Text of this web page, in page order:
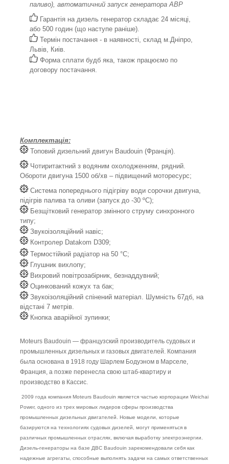
паливо), автоматичний запуск генератора АВР
Гарантія на дизель генератор складає 24 місяці,
або 500 годин (що наступе раніше).
Термін постачання - в наявності, склад м.Дніпро,
Львів, Киів.
Форма сплати будб яка, також працюємо по
договору постачання.
Комплектація:
Топовий дизельний двигун Baudouin (Франція).
Чотиритактний з водяним охолодженням, рядний.
Обороти двигуна 1500 об/хв – підвищений моторесурс;
Система попереднього підігріву води сорочки двигуна,
підігрів палива та оливи (запуск до -30 ºС);
Безщітковий генератор змінного струму синхронного
типу;
Звукоізоляційний навіс;
Контролер Datakom D309;
Термостійкий радіатор на 50 °C;
Глушник вихлопу;
Вихровий повітрозабірник, безнаддувний;
Оцинкований кожух та бак;
Звукоізоляційний спінений матеріал. Шумність 67дб, на
відстані 7 метрів.
Кнопка аварійної зупинки;
Moteurs Baudouin — французский производитель судовых и
промышленных дизельных и газовых двигателей. Компания
была основана в 1918 году Шарлем Бодуэном в Марселе,
Франция, а позже перенесла свою штаб-квартиру и
производство в Кассис.
2009 года компания Moteurs Baudouin является частью корпорации Weichai
Power, одного из трех мировых лидеров сферы производства
промышленных дизельных двигателей. Новые модели, которые
базируются на технологиях судовых дизелей, могут применяться в
различных промышленных отраслях, включая выработку электроэнергии.
Дизель-генераторы на базе ДВС Baudouin зарекомендовали себя как
надежные агрегаты, способные выполнять задачи на самых ответственных